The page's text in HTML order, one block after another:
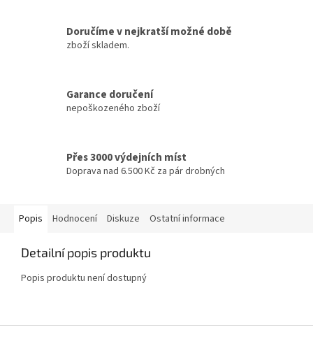
Doručíme v nejkratší možné době
zboží skladem.
Garance doručení
nepoškozeného zboží
Přes 3000 výdejních míst
Doprava nad 6.500 Kč za pár drobných
Popis Hodnocení Diskuze Ostatní informace
Detailní popis produktu
Popis produktu není dostupný